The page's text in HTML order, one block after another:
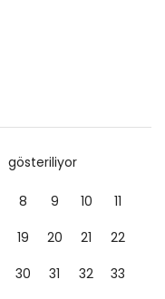
gösteriliyor
8 9 10
11
19 20 21
22
30 31 32
33